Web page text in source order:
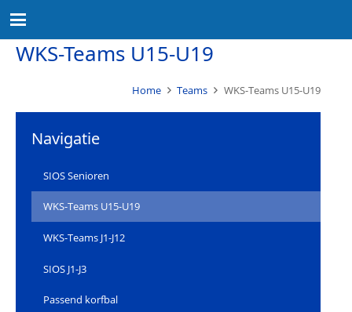
WKS-Teams U15-U19
Home Teams WKS-Teams U15-U19
Navigatie
SIOS Senioren
WKS-Teams U15-U19
WKS-Teams J1-J12
SIOS J1-J3
Passend korfbal